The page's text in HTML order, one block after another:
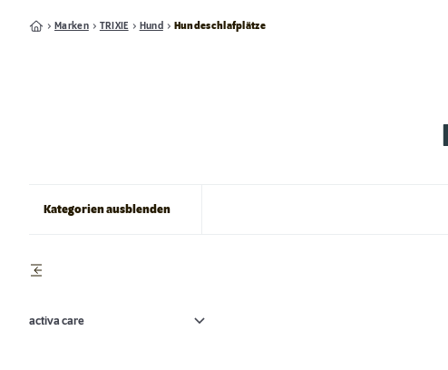
Marken TRIXIE Hund Hundeschlafplätze
Kategorien ausblenden
activa care